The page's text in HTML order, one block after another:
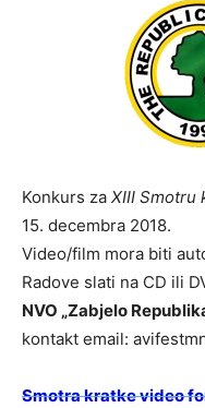
Konkurs za XIII Smotru
15. decembra 2018.
Video/film mora biti
Radove slati na CD ili
NVO „Zabjelo
kontakt email:
Smotra kratke video